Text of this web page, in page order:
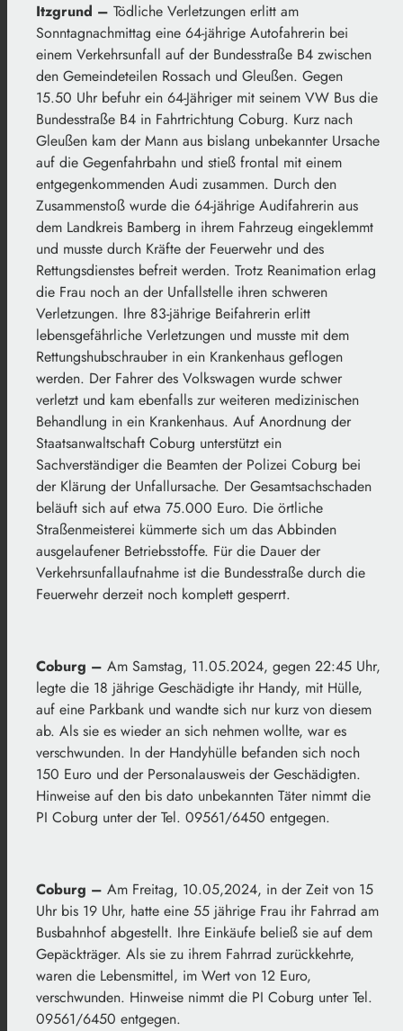
Itzgrund – Tödliche Verletzungen erlitt am
Sonntagnachmittag eine 64-jährige Autofahrerin bei
einem Verkehrsunfall auf der Bundesstraße B4 zwischen
den Gemeindeteilen Rossach und Gleußen. Gegen
15.50 Uhr befuhr ein 64-Jähriger mit seinem VW Bus die
Bundesstraße B4 in Fahrtrichtung Coburg. Kurz nach
Gleußen kam der Mann aus bislang unbekannter Ursache
auf die Gegenfahrbahn und stieß frontal mit einem
entgegenkommenden Audi zusammen. Durch den
Zusammenstoß wurde die 64-jährige Audifahrerin aus
dem Landkreis Bamberg in ihrem Fahrzeug eingeklemmt
und musste durch Kräfte der Feuerwehr und des
Rettungsdienstes befreit werden. Trotz Reanimation erlag
die Frau noch an der Unfallstelle ihren schweren
Verletzungen. Ihre 83-jährige Beifahrerin erlitt
lebensgefährliche Verletzungen und musste mit dem
Rettungshubschrauber in ein Krankenhaus geflogen
werden. Der Fahrer des Volkswagen wurde schwer
verletzt und kam ebenfalls zur weiteren medizinischen
Behandlung in ein Krankenhaus. Auf Anordnung der
Staatsanwaltschaft Coburg unterstützt ein
Sachverständiger die Beamten der Polizei Coburg bei
der Klärung der Unfallursache. Der Gesamtsachschaden
beläuft sich auf etwa 75.000 Euro. Die örtliche
Straßenmeisterei kümmerte sich um das Abbinden
ausgelaufener Betriebsstoffe. Für die Dauer der
Verkehrsunfallaufnahme ist die Bundesstraße durch die
Feuerwehr derzeit noch komplett gesperrt.
Coburg – Am Samstag, 11.05.2024, gegen 22:45 Uhr,
legte die 18 jährige Geschädigte ihr Handy, mit Hülle,
auf eine Parkbank und wandte sich nur kurz von diesem
ab. Als sie es wieder an sich nehmen wollte, war es
verschwunden. In der Handyhülle befanden sich noch
150 Euro und der Personalausweis der Geschädigten.
Hinweise auf den bis dato unbekannten Täter nimmt die
PI Coburg unter der Tel. 09561/6450 entgegen.
Coburg – Am Freitag, 10.05,2024, in der Zeit von 15
Uhr bis 19 Uhr, hatte eine 55 jährige Frau ihr Fahrrad am
Busbahnhof abgestellt. Ihre Einkäufe beließ sie auf dem
Gepäckträger. Als sie zu ihrem Fahrrad zurückkehrte,
waren die Lebensmittel, im Wert von 12 Euro,
verschwunden. Hinweise nimmt die PI Coburg unter Tel.
09561/6450 entgegen.